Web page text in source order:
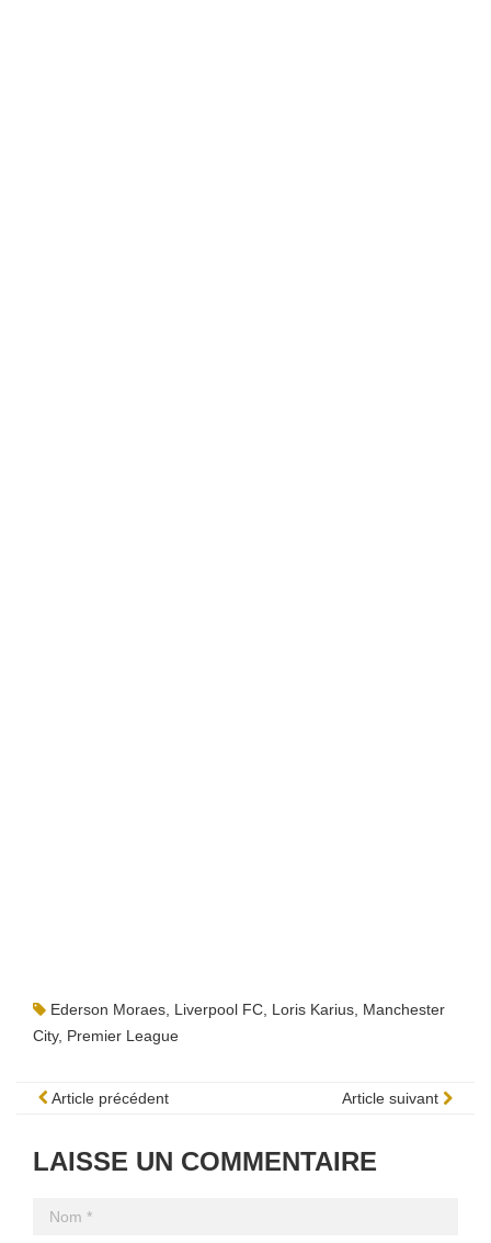
Ederson Moraes Liverpool FC Loris Karius Manchester
City, Premier League
Article précédent Article suivant
LAISSE UN COMMENTAIRE